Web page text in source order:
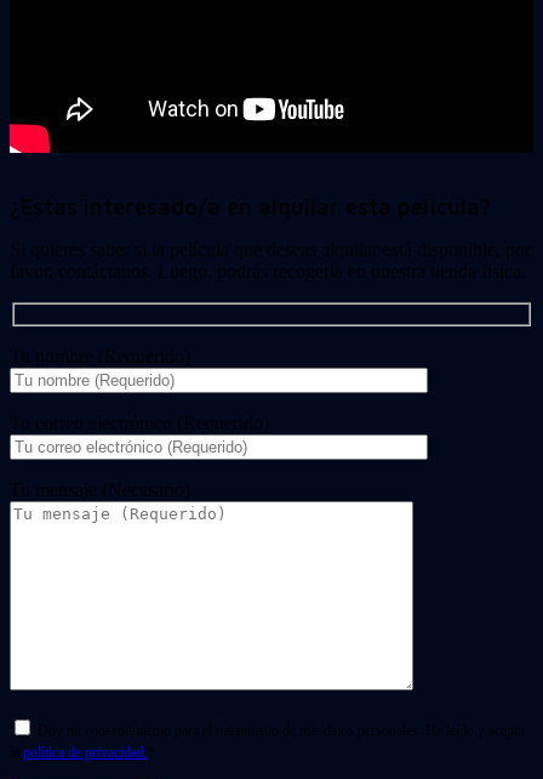
¿Estas interesado/a en alquilar esta película?
Si quieres saber si la película que deseas alquilar está disponible, por
favor, contáctanos. Luego, podrás recogerla en nuestra tienda física.
Tu nombre (Requerido)
Tu correo electrónico (Requerido)
Tu mensaje (Necesario)
Doy mi consentimiento para el tratamiento de mis datos personales. He leído y acepto
la política de privacidad. *